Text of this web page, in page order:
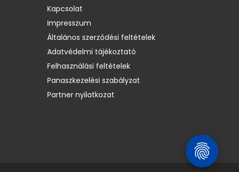
Kapcsolat
Impresszum
Általános szerződési feltételek
Adatvédelmi tájékoztató
Felhasználási feltételek
Panaszkezelési szabályzat
Partner nyilatkozat